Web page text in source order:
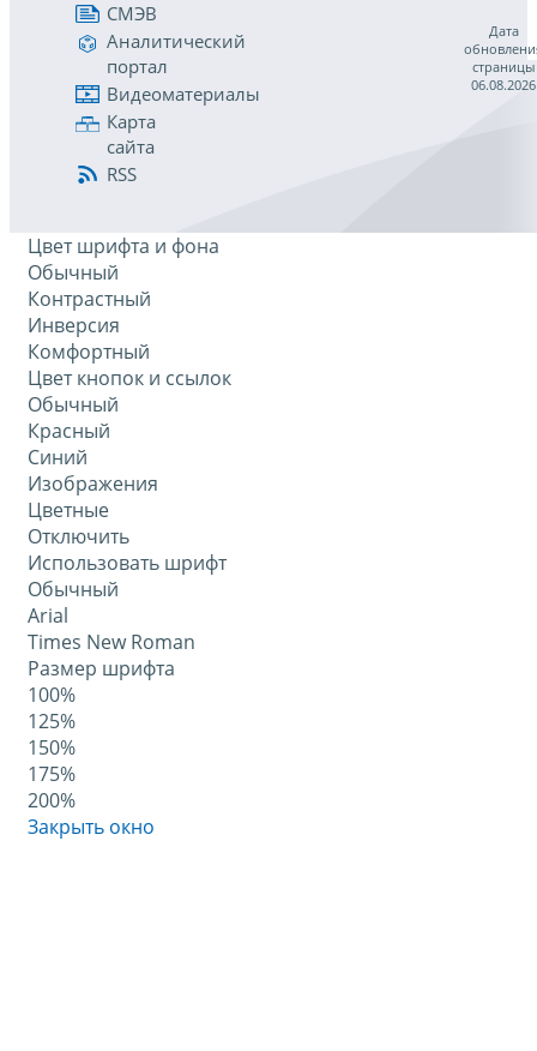
СМЭВ
Аналитический
портал
Видеоматериалы
Карта
сайта
RSS
Дата
страницы
06.08.2026
Цвет шрифта и фона
Обычный
Контрастный
Инверсия
Комфортный
Цвет кнопок и ссылок
Обычный
Красный
Синий
Изображения
Цветные
Отключить
Использовать шрифт
Обычный
Arial
Times New Roman
Размер шрифта
100%
125%
150%
175%
200%
Закрыть окно